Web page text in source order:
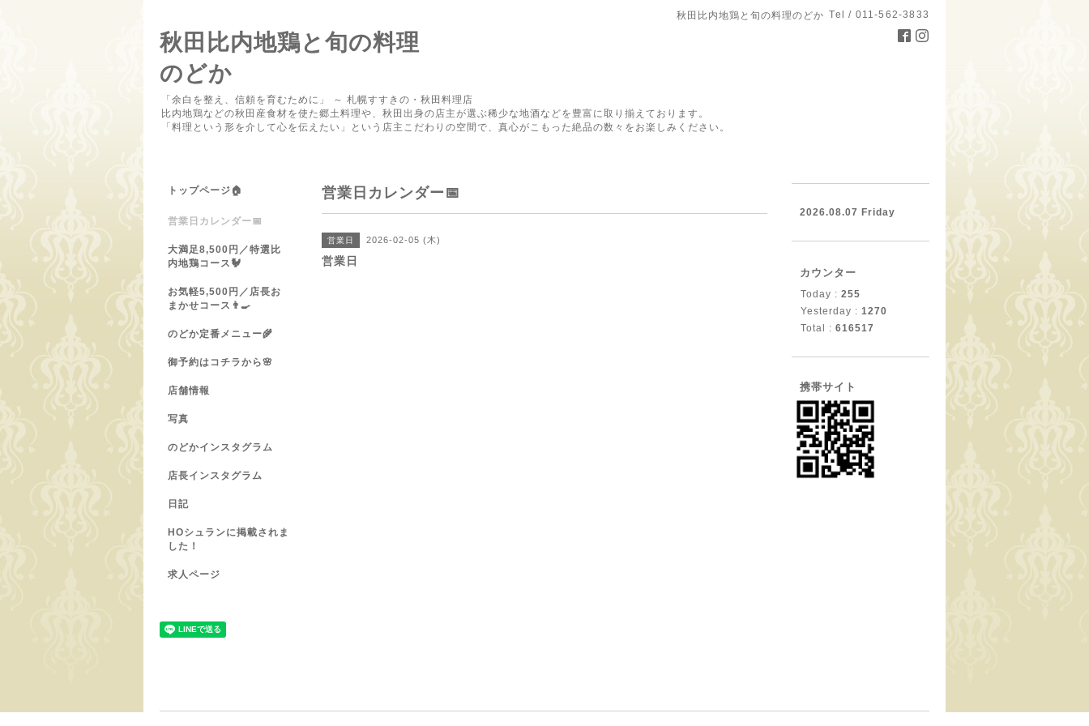
秋田比内地鶏と旬の料理のどか Tel / 011-562-3833
秋田比内地鶏と旬の料理
のどか
「余白を整え、信頼を育むために」 ～ 札幌すすきの・秋田料理店
比内地鶏などの秋田産食材を使た郷土料理や、秋田出身の店主が選ぶ稀少な地酒などを豊富に取り揃えております。
「料理という形を介して心を伝えたい」という店主こだわりの空間で、真心がこもった絶品の数々をお楽しみください。
営業日カレンダー📅
営業日 2026-02-05 (木)
営業日
トップページ🏠
営業日カレンダー📅
大満足8,500円／特選比
内地鶏コース🐓
お気軽5,500円／店長お
まかせコース👨‍🍳
のどか定番メニュー🌾
御予約はコチラから🌸
店舗情報
写真
のどかインスタグラム
店長インスタグラム
日記
HOシュランに掲載されま
した！
求人ページ
2026.08.07 Friday
カウンター
Today : 255
Yesterday : 1270
Total : 616517
携帯サイト